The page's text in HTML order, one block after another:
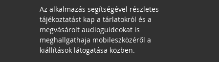
Az alkalmazás segítségével részletes
tájékoztatást kap a tárlatokról és a
megvásárolt audioguideokat is
meghallgathaja mobileszközéről a
kiállítások látogatása közben.